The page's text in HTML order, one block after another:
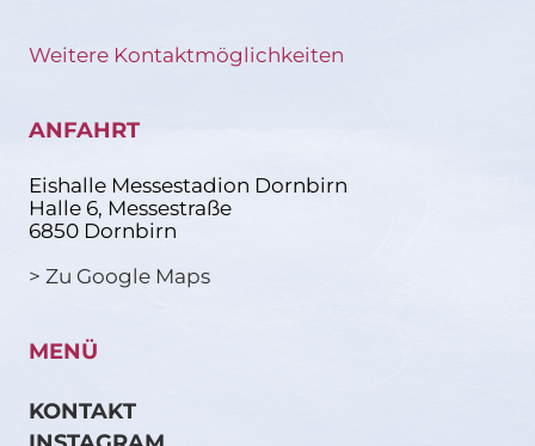
Weitere Kontaktmöglichkeiten
ANFAHRT
Eishalle Messestadion Dornbirn
Halle 6, Messestraße
6850 Dornbirn
> Zu Google Maps
MENÜ
KONTAKT